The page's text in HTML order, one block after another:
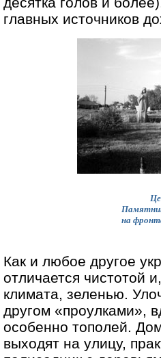
главных источников
на
Как и любое другое
отличается чистотой
климата, зеленью.
другом «проулками»,
особенно тополей.
выходят на улицу,